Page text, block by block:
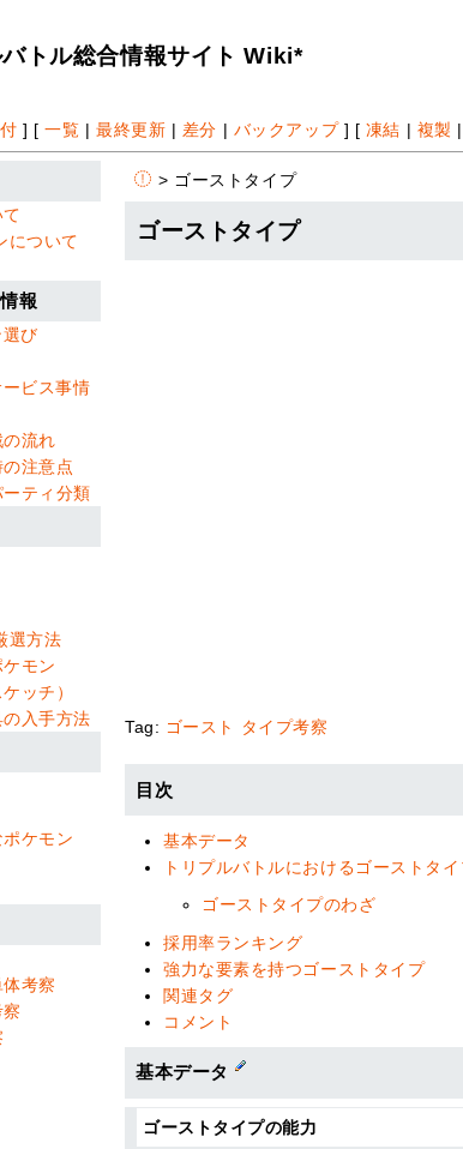
バトル総合情報サイト Wiki*
] [一覧 | 最終更新 | 差分 | バックアップ] [ 凍結 | 複製 |
> ゴーストタイプ
ゴーストタイプ
Tag: ゴースト タイプ考察
目次
基本データ
トリプルバトルにおけるゴーストタ
ゴーストタイプのわざ
採用率ランキング
強力な要素を持つゴーストタイプ
関連タグ
コメント
基本データ
ゴーストタイプの能力
について
報
び
ビス事情
の流れ
注意点
ーティ分類
選方法
モン
ッチ）
入手方法
ケモン
考察